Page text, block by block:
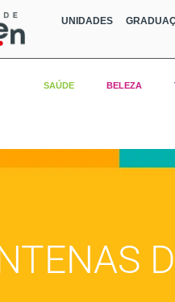
UNIDADES
SAÚDE BELEZA